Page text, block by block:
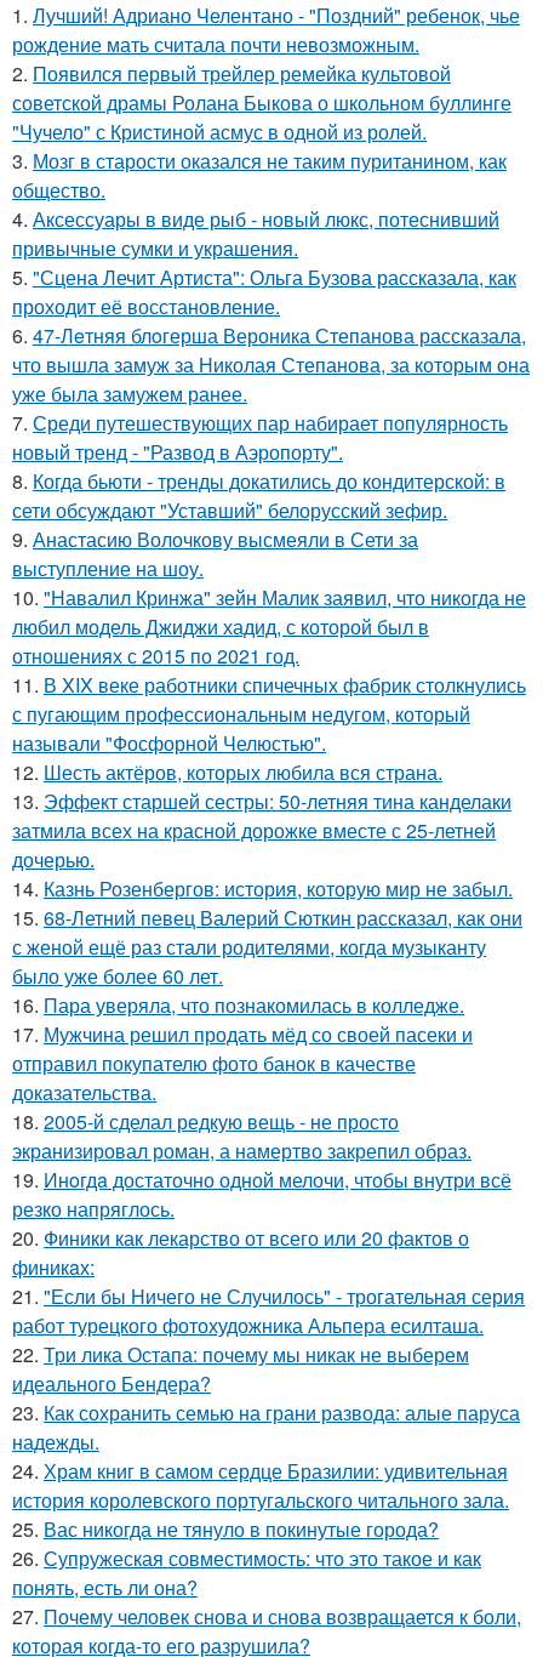
1. Лучший! Адриано Челентано - "Поздний" ребенок, чье
рождение мать считала почти невозможным.
2. Появился первый трейлер ремейка культовой
советской драмы Ролана Быкова о школьном буллинге
"Чучело" с Кристиной асмус в одной из ролей.
3. Мозг в старости оказался не таким пуританином, как
общество.
4. Аксессуары в виде рыб - новый люкс, потеснивший
привычные сумки и украшения.
5. "Сцена Лечит Артиста": Ольга Бузова рассказала, как
проходит её восстановление.
6. 47-Лeтняя блoгерша Вероника Степанова рассказала,
что вышла замуж за Николая Степанова, за которым она
уже была замужем ранее.
7. Среди путешествующих пар набирает популярность
новый тренд - "Развод в Аэропорту".
8. Когда бьюти - тренды докатились до кондитерской: в
сети обсуждают "Уставший" белорусский зефир.
9. Анастасию Волочкову высмеяли в Сети за
выступление на шоу.
10. "Навалил Кринжа" зейн Малик заявил, что никогда не
любил модель Джиджи хадид, с которой был в
отношениях с 2015 по 2021 год.
11. В XIX веке работники спичечных фабрик столкнулись
с пугающим профессиональным недугом, который
называли "Фосфорной Челюстью".
12. Шесть актёров, которых любила вся страна.
13. Эффект старшей сестры: 50-летняя тина канделаки
затмила всех на красной дорожке вместе с 25-летней
дочерью.
14. Казнь Розенбергов: история, которую мир не забыл.
15. 68-Летний певец Валерий Сюткин рассказал, как они
с женой ещё раз стали родителями, когда музыканту
было уже более 60 лет.
16. Пара уверяла, что познакомилась в колледже.
17. Мужчина решил продать мёд со своей пасеки и
отправил покупателю фото банок в качестве
доказательства.
18. 2005-й сделал редкую вещь - не просто
экранизировал роман, а намертво закрепил образ.
19. Инoгдa достаточно одной мелочи, чтобы внутри всё
резко напряглось.
20. Финики как лекарство от всего или 20 фактов о
финикaх:
21. "Если бы Ничего не Случилось" - трогательная серия
работ турецкого фотохудожника Альпера есилташа.
22. Три лика Остапа: почему мы никак не выберем
идеального Бендера?
23. Как сохранить семью на грани развода: алые паруса
надежды.
24. Храм книг в самом сердце Бразилии: удивительная
история королевского португальского читального зала.
25. Вас никогда не тянуло в покинутые города?
26. Супружеская совместимость: что это такое и как
понять, есть ли она?
27. Почему человек снова и снова возвращается к боли,
которая когда-то его разрушила?